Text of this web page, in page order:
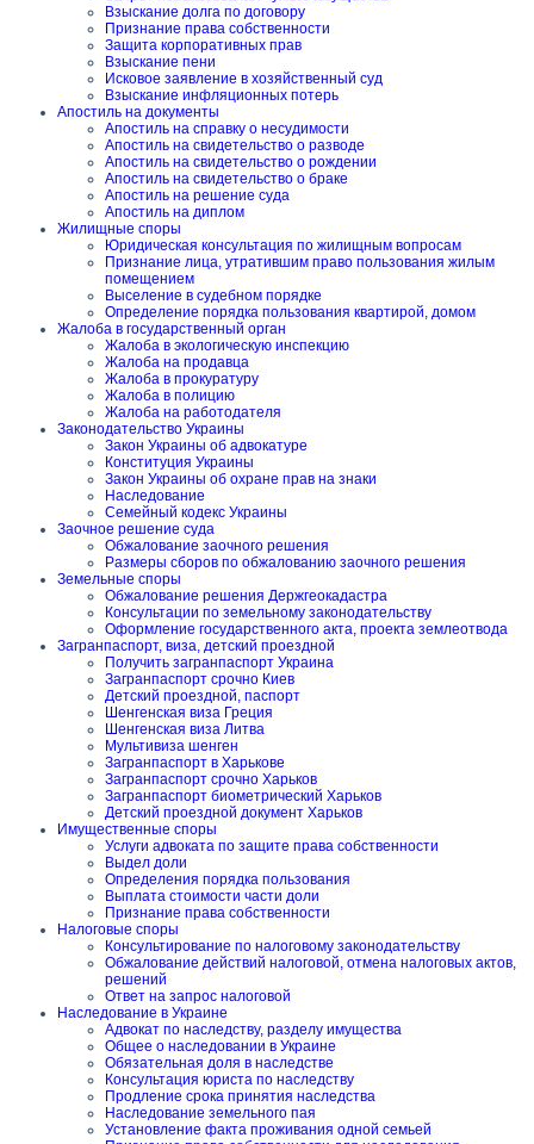
Взыскание долга по договору
Признание права собственности
Защита корпоративных прав
Взыскание пени
Исковое заявление в хозяйственный суд
Взыскание инфляционных потерь
Апостиль на документы
Апостиль на справку о несудимости
Апостиль на свидетельство о разводе
Апостиль на свидетельство о рождении
Апостиль на свидетельство о браке
Апостиль на решение суда
Апостиль на диплом
Жилищные споры
Юридическая консультация по жилищным вопросам
Признание лица, утратившим право пользования жилым
помещением
Выселение в судебном порядке
Определение порядка пользования квартирой, домом
Жалоба в государственный орган
Жалоба в экологическую инспекцию
Жалоба на продавца
Жалоба в прокуратуру
Жалоба в полицию
Жалоба на работодателя
Законодательство Украины
Закон Украины об адвокатуре
Конституция Украины
Закон Украины об охране прав на знаки
Наследование
Семейный кодекс Украины
Заочное решение суда
Обжалование заочного решения
Размеры сборов по обжалованию заочного решения
Земельные споры
Обжалование решения Держгеокадастра
Консультации по земельному законодательству
Оформление государственного акта, проекта землеотвода
Загранпаспорт, виза, детский проездной
Получить загранпаспорт Украина
Загранпаспорт срочно Киев
Детский проездной, паспорт
Шенгенская виза Греция
Шенгенская виза Литва
Мультивиза шенген
Загранпаспорт в Харькове
Загранпаспорт срочно Харьков
Загранпаспорт биометрический Харьков
Детский проездной документ Харьков
Имущественные споры
Услуги адвоката по защите права собственности
Выдел доли
Определения порядка пользования
Выплата стоимости части доли
Признание права собственности
Налоговые споры
Консультирование по налоговому законодательству
Обжалование действий налоговой, отмена налоговых актов,
решений
Ответ на запрос налоговой
Наследование в Украине
Адвокат по наследству, разделу имущества
Общее о наследовании в Украине
Обязательная доля в наследстве
Консультация юриста по наследству
Продление срока принятия наследства
Наследование земельного пая
Установление факта проживания одной семьей